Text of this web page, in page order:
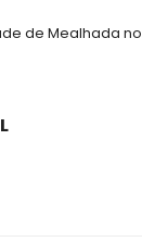
de Mealhada no